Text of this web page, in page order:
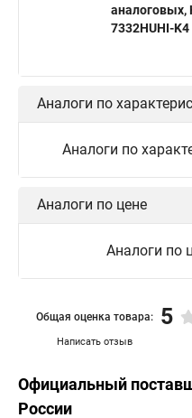
Видеокамера hikvision hiwatch
Камера Hikvision ds
Hikvision поворотная камера
Нikvision микрофон
Hikvision порты
аналоговых,
7332HUHI-K4
Аналоги по
Аналоги по
Аналоги по цене
Аналоги по
Написать отзыв
Общая оценка товара: 5
Официальный
России